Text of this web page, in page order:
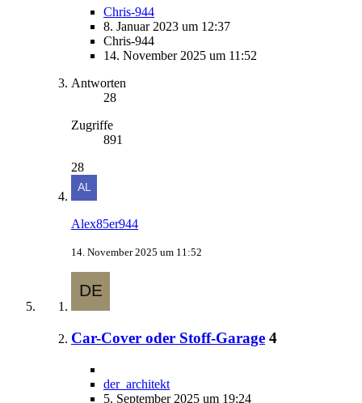
Chris-944
8. Januar 2023 um 12:37
Chris-944
14. November 2025 um 11:52
Antworten
28
Zugriffe
891
28
Alex85er944
14. November 2025 um 11:52
Car-Cover oder Stoff-Garage 4
der_architekt
5. September 2025 um 19:24